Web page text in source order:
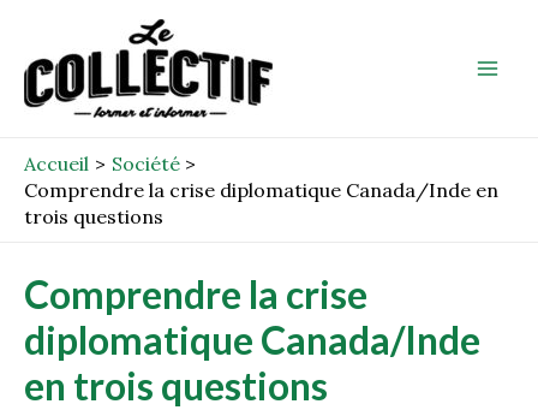
contenu
Accueil
Société
Comprendre la crise diplomatique Canada/Inde en
trois questions
Comprendre la crise
diplomatique Canada/Inde
en trois questions
navigation